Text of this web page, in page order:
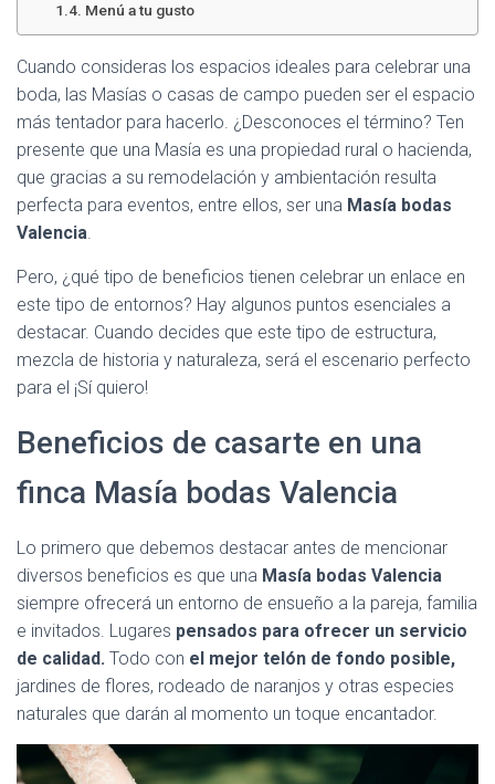
Menú a tu gusto
Cuando consideras los espacios ideales para celebrar una
boda, las Masías o casas de campo pueden ser el espacio
más tentador para hacerlo. ¿Desconoces el término? Ten
presente que una Masía es una propiedad rural o hacienda,
que gracias a su remodelación y ambientación resulta
perfecta para eventos, entre ellos, ser una Masía bodas
Valencia.
Pero, ¿qué tipo de beneficios tienen celebrar un enlace en
este tipo de entornos? Hay algunos puntos esenciales a
destacar. Cuando decides que este tipo de estructura,
mezcla de historia y naturaleza, será el escenario perfecto
para el ¡Sí quiero!
Beneficios de casarte en una
finca Masía bodas Valencia
Lo primero que debemos destacar antes de mencionar
diversos beneficios es que una Masía bodas Valencia
siempre ofrecerá un entorno de ensueño a la pareja, familia
e invitados. Lugares pensados para ofrecer un servicio
de calidad. Todo con el mejor telón de fondo posible,
jardines de flores, rodeado de naranjos y otras especies
naturales que darán al momento un toque encantador.